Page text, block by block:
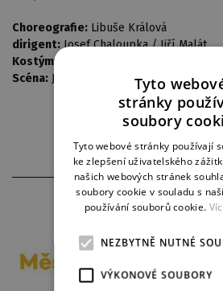
Choreografie: Libuše Králová
dirigent: Josef Chaloupka / Jiří Malát
Kostýmy:
Scéna: Josef Vališ
PARTNEŘI
Tyto
stránky
soubory
Tyto webové stránky používají
ke zlepšení uživatelského
našich webových stránek
soubory cookie v souladu s
používání souborů cookie.
NEZBYTNĚ NUTNÉ
VÝKONOVÉ SOUBORY